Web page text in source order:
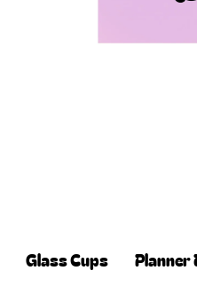
Glass Cups Planner